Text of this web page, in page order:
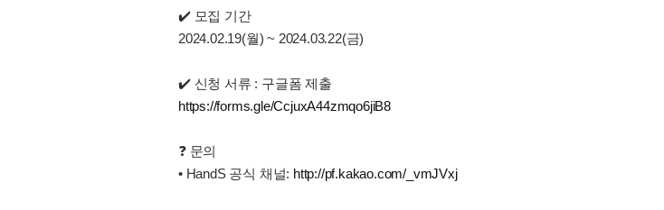
✔️ 모집 기간
2024.02.19(월) ~ 2024.03.22(금)
✔️ 신청 서류 : 구글폼 제출
https://forms.gle/CcjuxA44zmqo6jiB8
❓️ 문의
• HandS 공식 채널: http://pf.kakao.com/_vmJVxj